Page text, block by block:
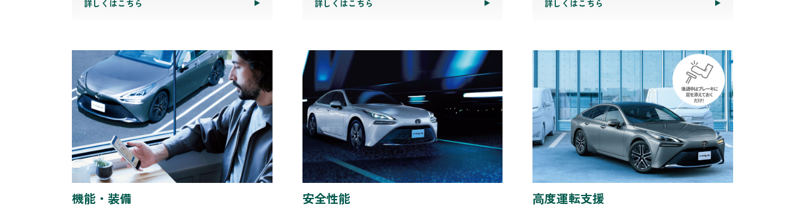
詳しくはこちら 詳しくはこちら 詳しくはこちら
機能・装備 安全性能 高度運転支援